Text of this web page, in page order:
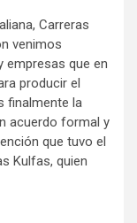
Carreras
venimos
que en
producir el
finalmente la
acuerdo formal y
que tuvo el
Kulfas, quien